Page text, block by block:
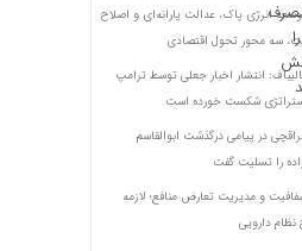
انرژی پاک، عدالت یارانه‌ای و اصلاح
سه محور تحول اقتصادی
انتشار اخبار جعلی توسط ترامپ
شکست خورده است
در پیامی درگذشت ابوالقاسم
را تسلیت گفت
و مدیریت تعارض منافع؛ لازمه
نظام دارویی